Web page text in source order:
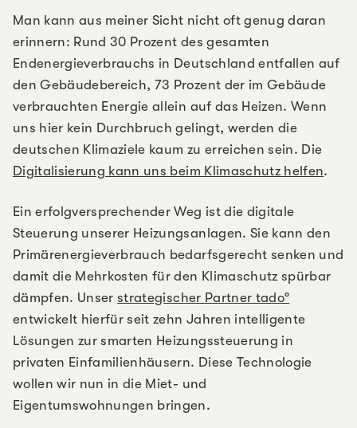
Man kann aus meiner Sicht nicht oft genug daran
erinnern: Rund 30 Prozent des gesamten
Endenergieverbrauchs in Deutschland entfallen auf
den Gebäudebereich, 73 Prozent der im Gebäude
verbrauchten Energie allein auf das Heizen. Wenn
uns hier kein Durchbruch gelingt, werden die
deutschen Klimaziele kaum zu erreichen sein. Die
Digitalisierung kann uns beim Klimaschutz helfen.
Ein erfolgversprechender Weg ist die digitale
Steuerung unserer Heizungsanlagen. Sie kann den
Primärenergieverbrauch bedarfsgerecht senken und
damit die Mehrkosten für den Klimaschutz spürbar
dämpfen. Unserstrategischer Partner tado°
entwickelt hierfür seit zehn Jahren intelligente
Lösungen zur smarten Heizungssteuerung in
privaten Einfamilienhäusern. Diese Technologie
wollen wir nun in die Miet- und
Eigentumswohnungen bringen.